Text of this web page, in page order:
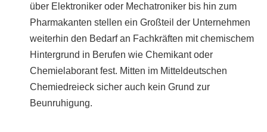
über Elektroniker oder Mechatroniker bis hin zum
Pharmakanten stellen ein Großteil der Unternehmen
weiterhin den Bedarf an Fachkräften mit chemischem
Hintergrund in Berufen wie Chemikant oder
Chemielaborant fest. Mitten im Mitteldeutschen
Chemiedreieck sicher auch kein Grund zur
Beunruhigung.